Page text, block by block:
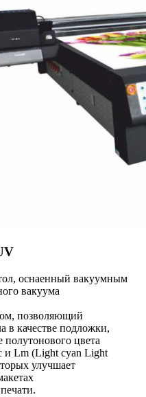
оснаенный вакуумным
вакуума
позволяющий
в качестве подложки,
полутонового цвета
и Lm (Light cyan Light
улучшает